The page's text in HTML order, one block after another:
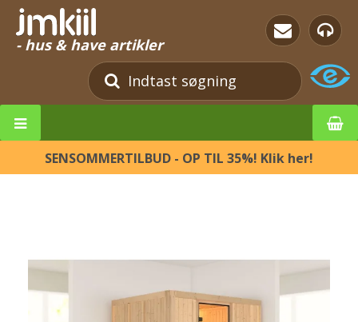
- hus & have artikler
SENSOMMERTILBUD - OP TIL 35%! Klik her!